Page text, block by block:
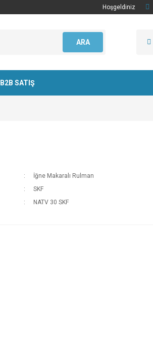
Hoşgeldiniz
ARA
B2B SATIŞ
İğne Makaralı Rulman
SKF
NATV 30 SKF